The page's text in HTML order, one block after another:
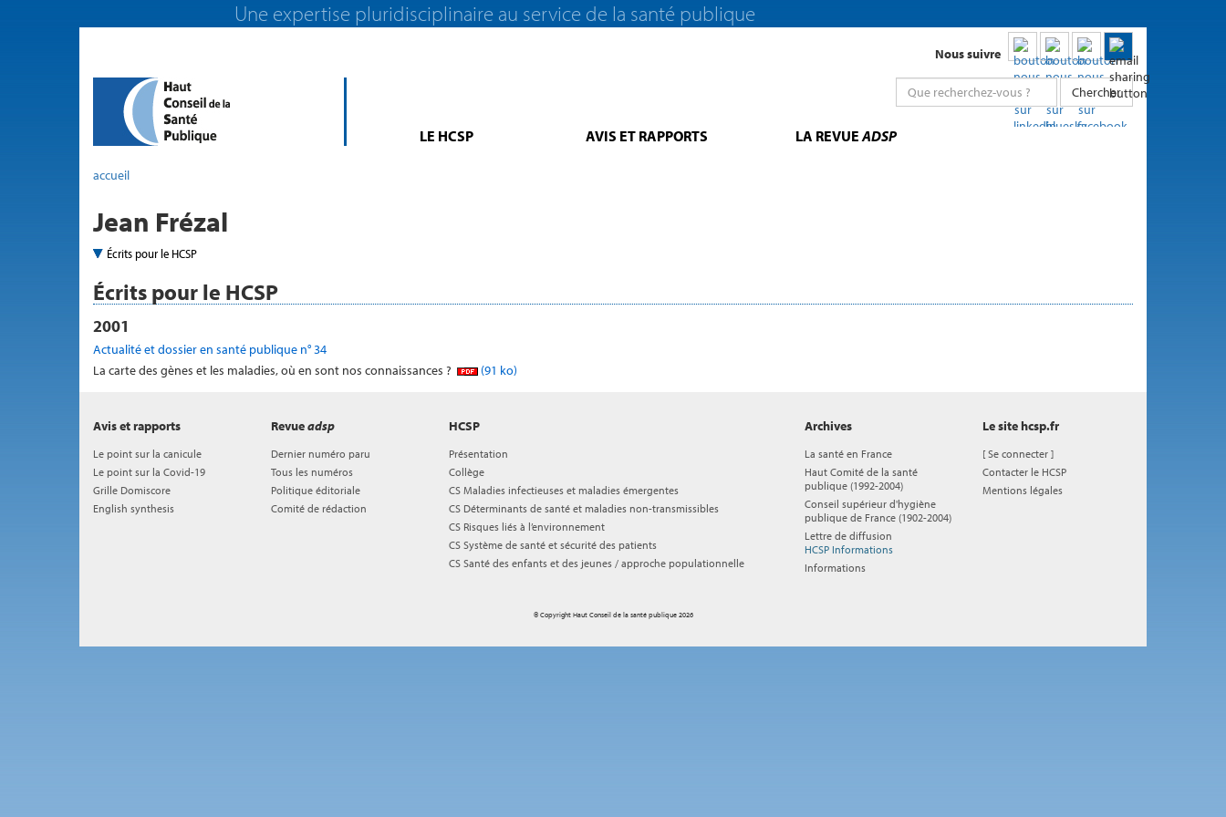
Une expertise pluridisciplinaire au service de la santé publique
Nous suivre
Chercher
LE HCSP AVIS ET RAPPORTS LA REVUEADSP
accueil
Jean Frézal
Écrits pour le HCSP
Écrits pour le HCSP
2001
Actualité et dossier en santé publique n° 34
La carte des gènes et les maladies, où en sont nos connaissances ?
(91 ko)
HCSP
Présentation
Collège
CS Maladies infectieuses et maladies émergentes
CS Déterminants de santé et maladies non-transmissibles
CS Risques liés à l’environnement
CS Système de santé et sécurité des patients
CS Santé des enfants et des jeunes / approche populationnelle
Avis et rapports
Le point sur la canicule
Le point sur la Covid-19
Grille Domiscore
English synthesis
Revueadsp
Dernier numéro paru
Tous les numéros
Politique éditoriale
Comité de rédaction
Archives
La santé en France
Haut Comité de la santé
publique (1992-2004)
Conseil supérieur d'hygiène
publique de France (1902-2004)
Lettre de diffusion
HCSP Informations
Informations
Le site hcsp.fr
[Se connecter ]
Contacter le HCSP
Mentions légales
© Copyright Haut Conseil de la santé publique 2026